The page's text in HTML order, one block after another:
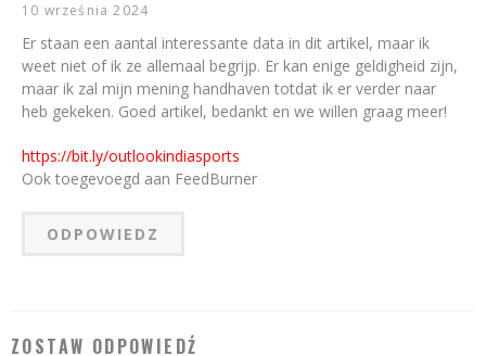
10 września 2024
Er staan een aantal interessante data in dit artikel, maar ik
weet niet of ik ze allemaal begrijp. Er kan enige geldigheid zijn,
maar ik zal mijn mening handhaven totdat ik er verder naar
heb gekeken. Goed artikel, bedankt en we willen graag meer!
https://bit.ly/outlookindiasports
Ook toegevoegd aan FeedBurner
ODPOWIEDZ
ZOSTAW ODPOWIEDŹ